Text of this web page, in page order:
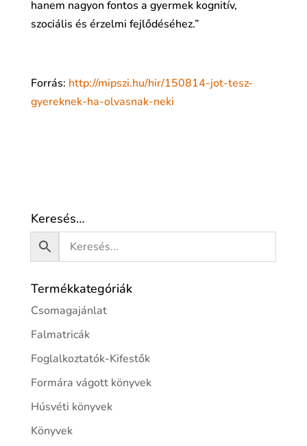
hanem nagyon fontos a gyermek kognitív,
szociális és érzelmi fejlődéséhez.”
Forrás: http://mipszi.hu/hir/150814-jot-tesz-
gyereknek-ha-olvasnak-neki
Keresés…
Termékkategóriák
Csomagajánlat
Falmatricák
Foglalkoztatók-Kifestők
Formára vágott könyvek
Húsvéti könyvek
Könyvek